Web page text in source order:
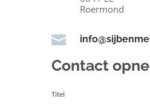
Roermond

Contact
Titel